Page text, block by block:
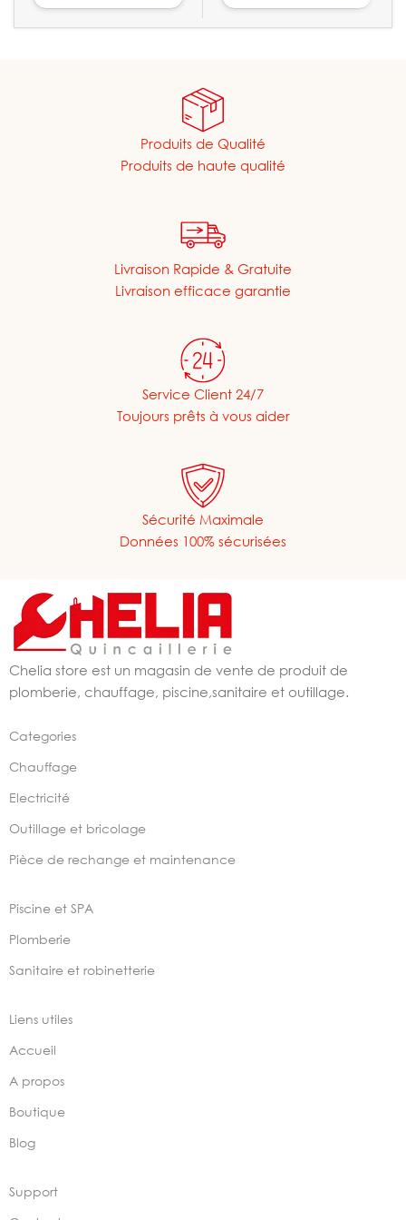
Produits de Qualité
Produits de haute qualité
Livraison Rapide & Gratuite
Livraison efficace garantie
Service Client 24/7
Toujours prêts à vous aider
Sécurité Maximale
Données 100% sécurisées
Chelia store est un magasin de vente de produit de
plomberie, chauffage, piscine,sanitaire et outillage.
Categories
Chauffage
Electricité
Outillage et bricolage
Pièce de rechange et maintenance
Piscine et SPA
Plomberie
Sanitaire et robinetterie
Liens utiles
Accueil
A propos
Boutique
Blog
Support